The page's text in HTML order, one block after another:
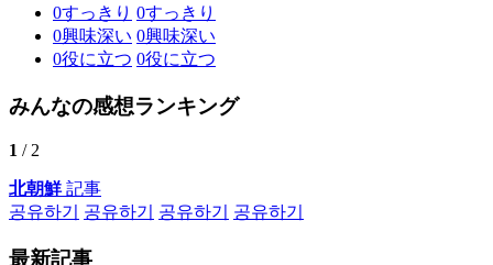
0すっきり 0すっきり
0興味深い 0興味深い
0役に立つ 0役に立つ
みんなの感想ランキング
1 / 2
北朝鮮記事
공유하기
공유하기 공유하기 공유하기
最新記事